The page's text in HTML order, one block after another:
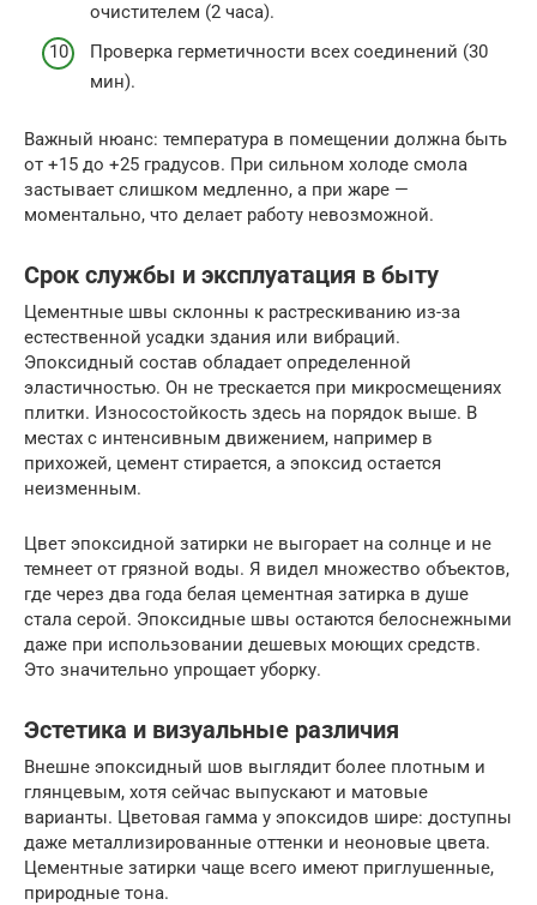
очистителем (2 часа).
Проверка герметичности всех соединений (30
мин).
Важный нюанс: температура в помещении должна быть
от +15 до +25 градусов. При сильном холоде смола
застывает слишком медленно, а при жаре —
моментально, что делает работу невозможной.
Срок службы и эксплуатация в быту
Цементные швы склонны к растрескиванию из-за
естественной усадки здания или вибраций.
Эпоксидный состав обладает определенной
эластичностью. Он не трескается при микросмещениях
плитки. Износостойкость здесь на порядок выше. В
местах с интенсивным движением, например в
прихожей, цемент стирается, а эпоксид остается
неизменным.
Цвет эпоксидной затирки не выгорает на солнце и не
темнеет от грязной воды. Я видел множество объектов,
где через два года белая цементная затирка в душе
стала серой. Эпоксидные швы остаются белоснежными
даже при использовании дешевых моющих средств.
Это значительно упрощает уборку.
Эстетика и визуальные различия
Внешне эпоксидный шов выглядит более плотным и
глянцевым, хотя сейчас выпускают и матовые
варианты. Цветовая гамма у эпоксидов шире: доступны
даже металлизированные оттенки и неоновые цвета.
Цементные затирки чаще всего имеют приглушенные,
природные тона.